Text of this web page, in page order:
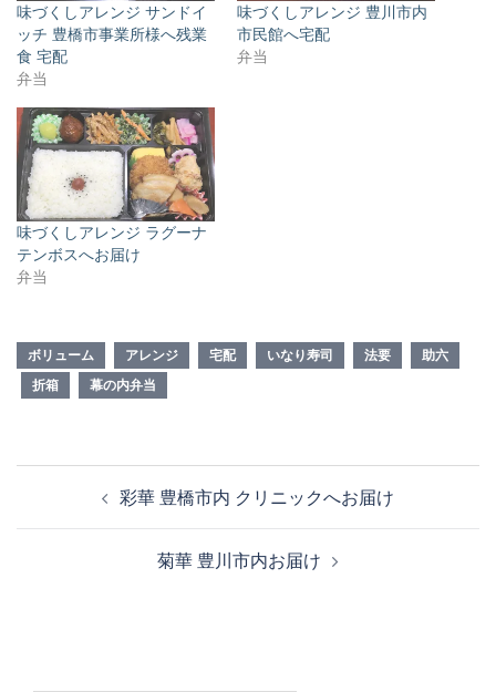
味づくしアレンジ サンドイ
ッチ 豊橋市事業所様へ残業
食 宅配
弁当
味づくしアレンジ 豊川市内
市民館へ宅配
弁当
味づくしアレンジ ラグーナ
テンボスへお届け
弁当
ボリューム アレンジ 宅配 いなり寿司 法要
助六
折箱
幕の内弁当
投
ナ
彩華 豊橋市内 クリニックへお届け
菊華 豊川市内お届け